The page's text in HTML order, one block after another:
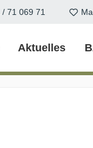
71 069 71
Aktuelles